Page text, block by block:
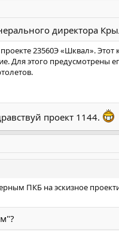
директора
проекте 23560Э «Шквал».
Для этого
проект 1144.
ПКБ на эскизное